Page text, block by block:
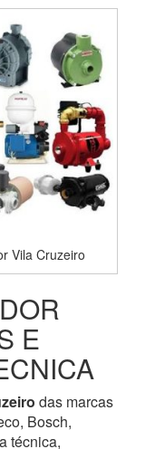
Vila Cruzeiro
E
das marcas
Bosch,
técnica,